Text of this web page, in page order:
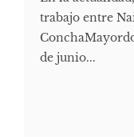
trabajo entre
de junio...